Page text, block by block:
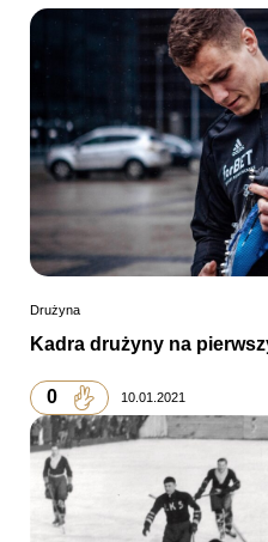
Drużyna
Kadra drużyny na
0 10.01.2021